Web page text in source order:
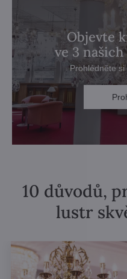
Objevte
ve 3
Prohlédněte
10 důvodů,
lustr